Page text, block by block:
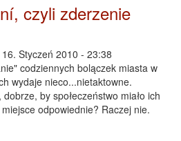
czyli zderzenie
Styczeń 2010 - 23:38
codziennych bolączek miasta w
wydaje nieco...nietaktowne.
by społeczeństwo miało ich
odpowiednie? Raczej nie.